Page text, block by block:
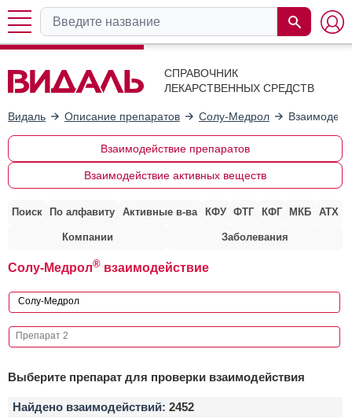
СПРАВОЧНИК
ЛЕКАРСТВЕННЫХ СРЕДСТВ
Видаль Описание препаратов Солу-Медрол
Взаимодействие препаратов
Взаимодействие активных веществ
Поиск По алфавиту Активные в-ва КФУ ФТГ КФГ МКБ АТХ
Компании Заболевания
Солу-Медрол® взаимодействие
Выберите препарат для проверки взаимодействия
Найдено взаимодействий: 2452